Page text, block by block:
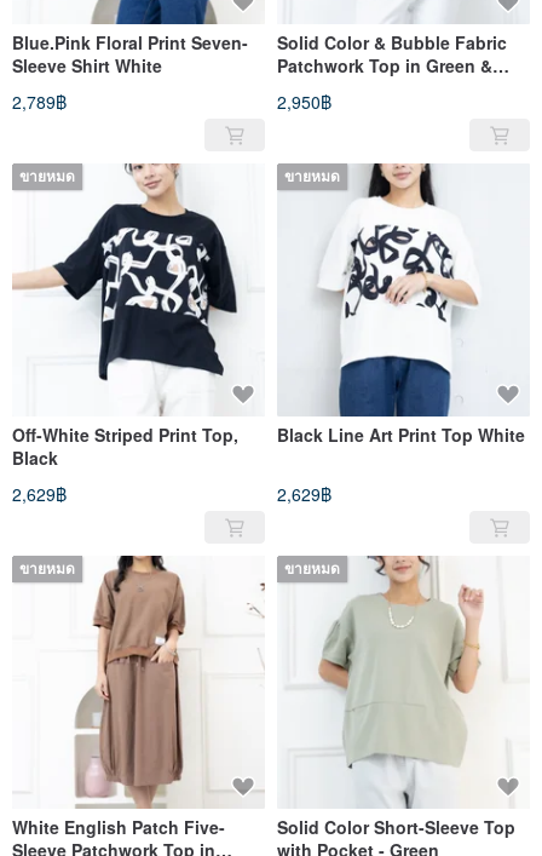
Blue.Pink Floral Print Seven-
Sleeve Shirt White
2,789฿
Solid Color & Bubble Fabric
Patchwork Top in Green &
2,950฿
ขายหมด
Off-White Striped Print Top,
Black
2,629฿
ขายหมด
Black Line Art Print Top White
2,629฿
ขายหมด
White English Patch Five-
Sleeve Patchwork Top in
ขายหมด
Solid Color Short-Sleeve Top
with Pocket - Green